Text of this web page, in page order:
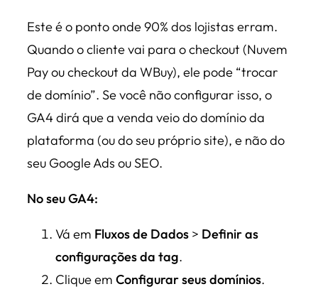
Este é o ponto onde 90% dos lojistas erram.
Quando o cliente vai para o checkout (Nuvem
Pay ou checkout da WBuy), ele pode “trocar
de domínio”. Se você não configurar isso, o
GA4 dirá que a venda veio do domínio da
plataforma (ou do seu próprio site), e não do
seu Google Ads ou SEO.
No seu GA4:
Vá em Fluxos de Dados > Definir as
configurações da tag.
Clique em Configurar seus domínios.